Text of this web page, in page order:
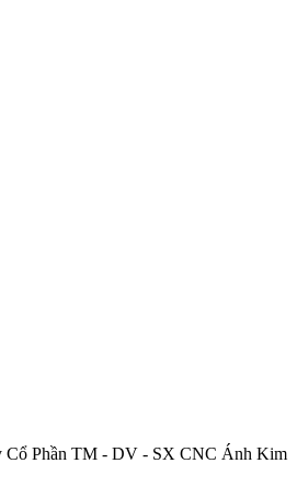
Cổ Phần TM - DV - SX CNC Ánh Kim